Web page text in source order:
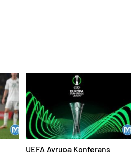
UEFA Avrupa Konferans